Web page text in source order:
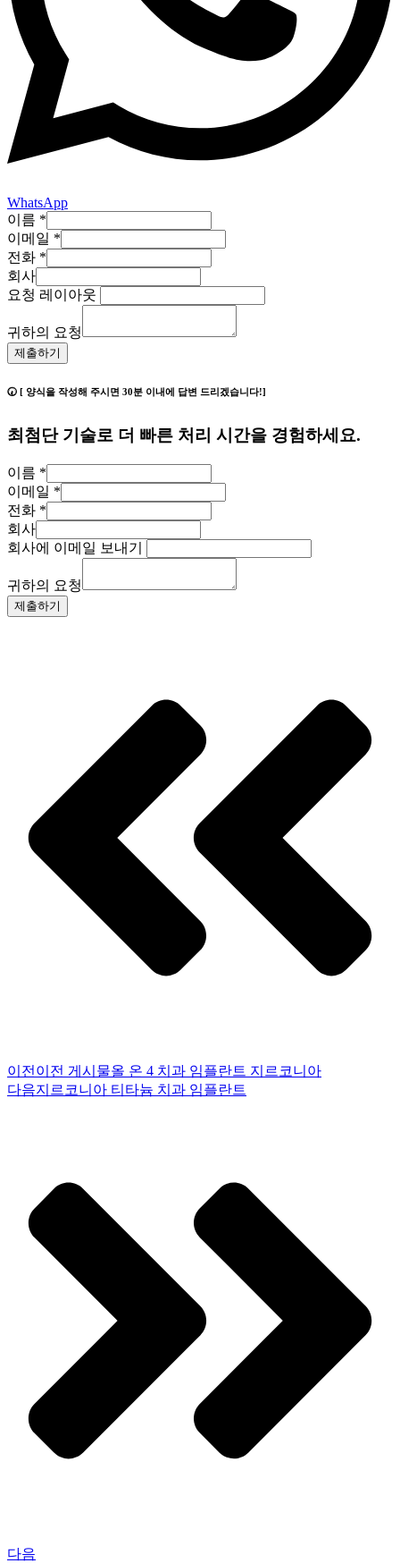
WhatsApp
이름 *
이메일 *
전화 *
회사
요청 레이아웃
귀하의 요청
제출하기
🕢 [ 양식을 작성해 주시면 30분 이내에 답변 드리겠습니다!]
최첨단 기술로 더 빠른 처리 시간을 경험하세요.
이름 *
이메일 *
전화 *
회사
회사에 이메일 보내기
귀하의 요청
제출하기
이전 이전 게시물올 온 4 치과 임플란트 지르코니아
다음지르코니아 티타늄 치과 임플란트
다음